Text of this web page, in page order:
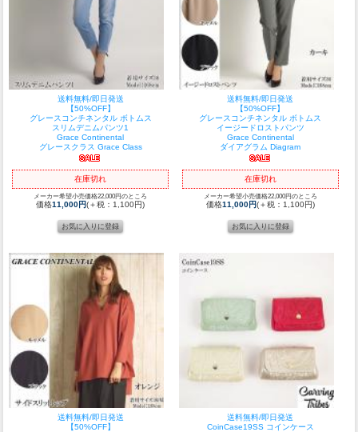
送料無料/即日発送
【50%OFF】
グレースコンチネンタル ボトムス
スリムデニムパンツ1
Grace Continental
グレースクラス Grace Class
在庫切れ
メーカー希望小売価格22,000円のところ
価格11,000円(＋税：1,100円)
送料無料/即日発送
【50%OFF】
グレースコンチネンタル ボトムス
イージードロストパンツ
Grace Continental
ダイアグラム Diagram
在庫切れ
メーカー希望小売価格22,000円のところ
価格11,000円(＋税：1,100円)
送料無料/即日発送
【50%OFF】
送料無料/即日発送
CoinCase19SS コインケース